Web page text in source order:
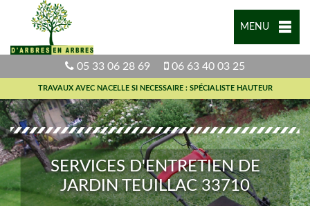
MENU
05 33 06 28 69 06 63 40 03 25
TRAVAUX AVEC NACELLE SI NECESSAIRE : SPÉCIALISTE HAUTEUR
SERVICES D'ENTRETIEN DE
JARDIN TEUILLAC 33710